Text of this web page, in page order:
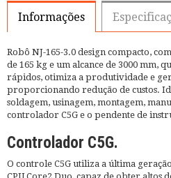
Informações
Robô NJ-165-3.0 design compacto,
de 165 kg e um alcance de 3000 mm,
rápidos, otimiza a produtividade e
proporcionando redução de custos.
soldagem, usinagem, montagem,
controlador C5G e o pendente de
Controlador C5G.
O controle C5G utiliza a última
CPU Core2 Duo, capaz de obter altos